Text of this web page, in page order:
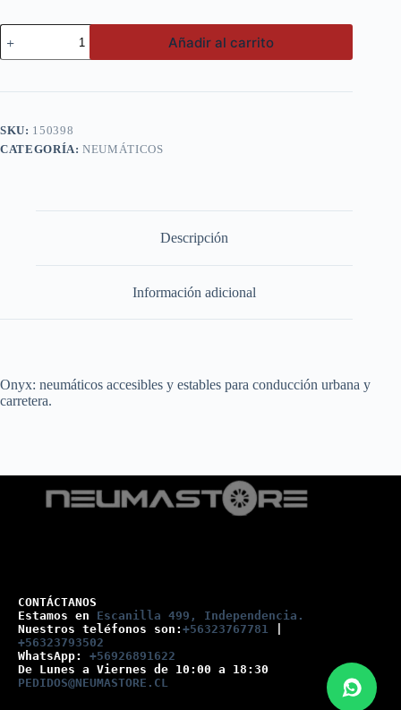
Onyx
165/80
R14
NY-
Añadir al carrito
SKU: 150398
CATEGORÍA:NEUMÁTICOS
Descripción
Información adicional
Onyx: neumáticos accesibles y estables para conducción urbana y
carretera.
CONTÁCTANOS
Estamos en Escanilla 499, Independencia.
Nuestros teléfonos son: +56323767781
+56323793502
WhatsApp: +56926891622
De Lunes a Viernes de 10:00 a 18:30
PEDIDOS@NEUMASTORE.CL